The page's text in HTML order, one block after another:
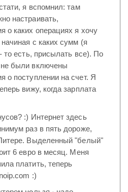
я вспомнил: там
настраивать,
о каких операциях я хочу
с каких сумм (я
то есть, присылать все). По
были включены
о поступлении на счет. Я
вижу, когда зарплата
:) Интернет здесь
раз в пять дороже,
Выделенный "белый"
6 евро в месяц. Меня
платить, теперь
:)